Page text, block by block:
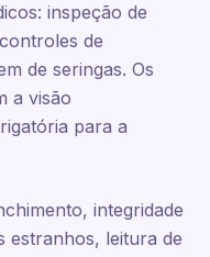
inspeção de
de
de seringas. Os
a visão
para a
integridade
estranhos, leitura de